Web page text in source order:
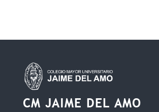
CM JAIME DEL AMO